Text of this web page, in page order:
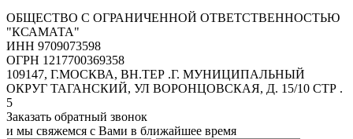
ОБЩЕСТВО С ОГРАНИЧЕННОЙ ОТВЕТСТВЕННОСТЬЮ
"КСАМАТА"
ИНН 9709073598
ОГРН 1217700369358
109147, Г.МОСКВА, ВН.ТЕР .Г. МУНИЦИПАЛЬНЫЙ
ОКРУГ ТАГАНСКИЙ, УЛ ВОРОНЦОВСКАЯ, Д. 15/10 СТР .
5
Заказать обратный звонок
и мы свяжемся с Вами в ближайшее время